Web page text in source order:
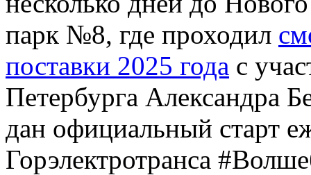
парк №8, где проходил
поставки 2025 года с
Петербурга Александра
дан официальный старт
Горэлектротранса